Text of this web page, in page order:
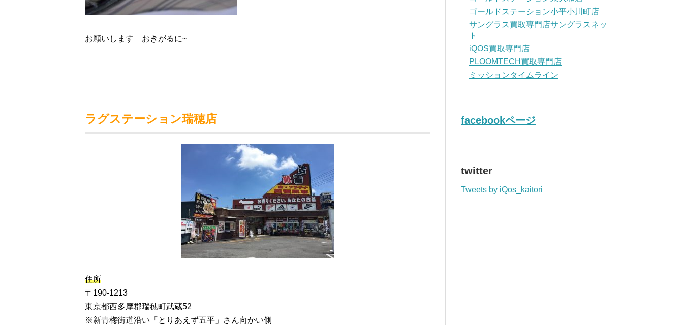
お願いします おきがるに~
ラグステーション瑞穂店
住所
〒190-1213
東京都西多摩郡瑞穂町武蔵52
※新青梅街道沿い「とりあえず五平」さん向かい側
ゴールドステーション小平小川町店
サングラス買取専門店サングラスネッ
ト
iQOS買取専門店
PLOOMTECH買取専門店
ミッションタイムライン
facebookページ
twitter
Tweets by iQos_kaitori